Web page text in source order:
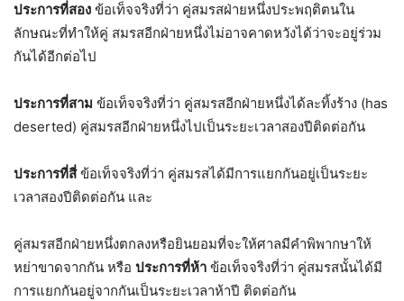
ประการที่สอง ข้อเท็จจริงที่ว่า คู่สมรสฝ่ายหนึ่งประพฤติตนใน
ลักษณะที่ทำให้คู่ สมรสอีกฝ่ายหนึ่งไม่อาจคาดหวังได้ว่าจะอยู่ร่วม
กันได้อีกต่อไป
ประการที่สาม ข้อเท็จจริงที่ว่า คู่สมรสอีกฝ่ายหนึ่งได้ละทิ้งร้าง (has
deserted) คู่สมรสอีกฝ่ายหนึ่งไปเป็นระยะเวลาสองปีติดต่อกัน
ประการที่สี่ข้อเท็จจริงที่ว่า คู่สมรสได้มีการแยกกันอยู่เป็นระยะ
เวลาสองปีติดต่อกัน และ
คู่สมรสอีกฝ่ายหนึ่งตกลงหรือยินยอมที่จะให้ศาลมีคำพิพากษาให้
หย่าขาดจากกัน หรือ ประการที่ห้า ข้อเท็จจริงที่ว่า คู่สมรสนั้นได้มี
การแยกกันอยู่จากกันเป็นระยะเวลาห้าปี ติดต่อกัน